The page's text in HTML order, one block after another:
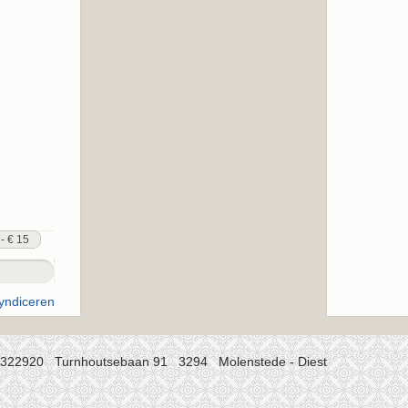
€ 15
Turnhoutsebaan 91 3294 Molenstede - Diest